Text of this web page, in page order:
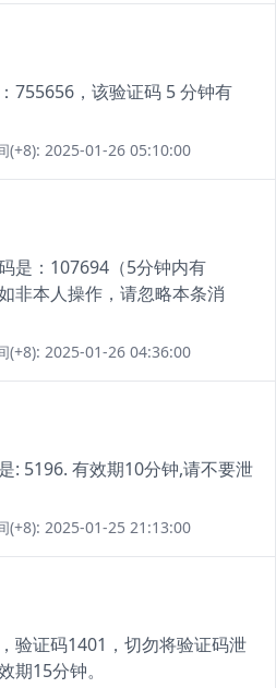
755656，该验证码 5 分钟有
2025-01-26 05:10:00
是：107694（5分钟内有
非本人操作，请忽略本条消
2025-01-26 04:36:00
: 5196. 有效期10分钟,请不要泄
2025-01-25 21:13:00
验证码1401，切勿将验证码泄
期15分钟。